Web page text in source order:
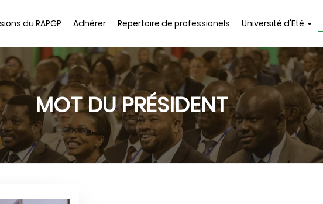
du RAPGP Adhérer Repertoire de professionels Université d'Eté
MOT DU PRÉSIDENT